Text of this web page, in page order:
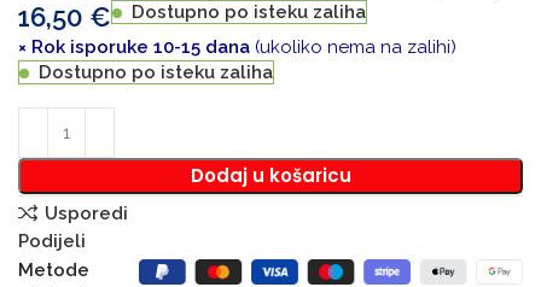
16,50 €
Dostupno po isteku zaliha
× Rok isporuke 10-15 dana (ukoliko nema na zalihi)
Dostupno po isteku zaliha
Dodaj u košaricu
Usporedi
Podijeli
Metode